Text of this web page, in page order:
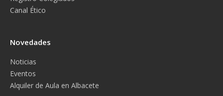
Canal Ético
Novedades
Noticias
Eventos
Alquiler de Aula en Albacete